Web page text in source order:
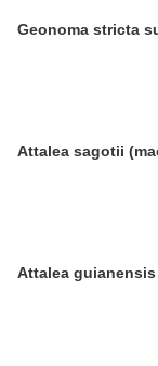
Geonoma stricta
Attalea sagotii
Attalea